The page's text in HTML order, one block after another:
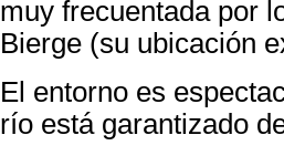
muy frecuentada por
Bierge (su ubicación
El entorno es
río está garantizado